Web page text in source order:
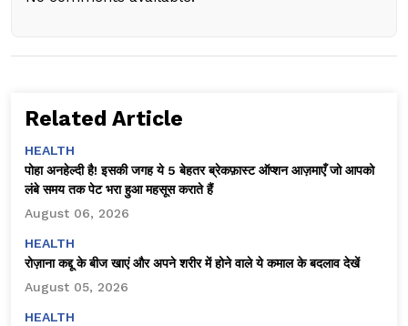
Related Article
HEALTH
पोहा अनहेल्दी है! इसकी जगह ये 5 बेहतर ब्रेकफ़ास्ट ऑप्शन आज़माएँ जो आपको
लंबे समय तक पेट भरा हुआ महसूस कराते हैं
August 06, 2026
HEALTH
रोज़ाना कद्दू के बीज खाएं और अपने शरीर में होने वाले ये कमाल के बदलाव देखें
August 05, 2026
HEALTH